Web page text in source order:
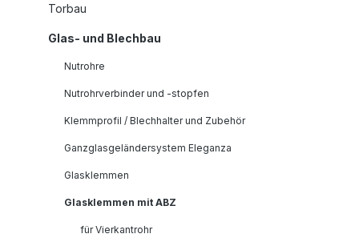
Torbau
Glas- und Blechbau
Nutrohre
Nutrohrverbinder und -stopfen
Klemmprofil / Blechhalter und Zubehör
Ganzglasgeländersystem Eleganza
Glasklemmen
Glasklemmen mit ABZ
für Vierkantrohr